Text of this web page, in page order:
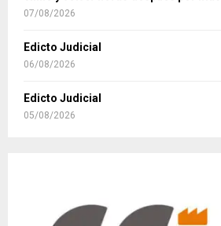
07/08/2026
Edicto Judicial
06/08/2026
Edicto Judicial
05/08/2026